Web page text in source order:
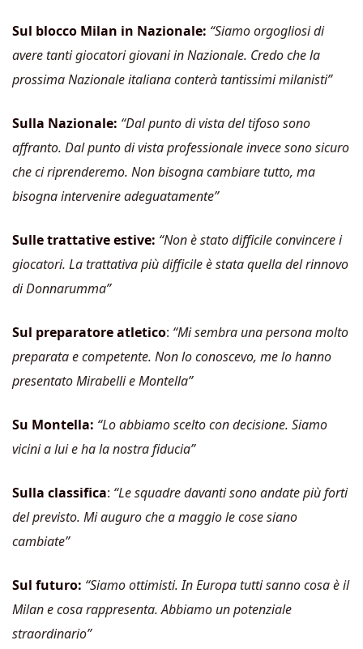
Sul blocco Milan in Nazionale: “Siamo orgogliosi di
avere tanti giocatori giovani in Nazionale. Credo che la
prossima Nazionale italiana conterà tantissimi milanisti”
Sulla Nazionale: “Dal punto di vista del tifoso sono
affranto. Dal punto di vista professionale invece sono sicuro
che ci riprenderemo. Non bisogna cambiare tutto, ma
bisogna intervenire adeguatamente”
Sulle trattative estive: “Non è stato difficile convincere i
giocatori. La trattativa più difficile è stata quella del rinnovo
di Donnarumma”
Sul preparatore atletico: “Mi sembra una persona molto
preparata e competente. Non lo conoscevo, me lo hanno
presentato Mirabelli e Montella”
Su Montella: “Lo abbiamo scelto con decisione. Siamo
vicini a lui e ha la nostra fiducia”
Sulla classifica: “Le squadre davanti sono andate più forti
del previsto. Mi auguro che a maggio le cose siano
cambiate”
Sul futuro: “Siamo ottimisti. In Europa tutti sanno cosa è il
Milan e cosa rappresenta. Abbiamo un potenziale
straordinario”